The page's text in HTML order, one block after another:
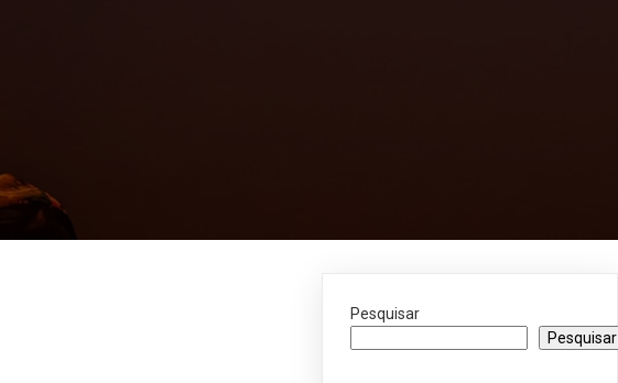
Pesquisar
Pesquisar